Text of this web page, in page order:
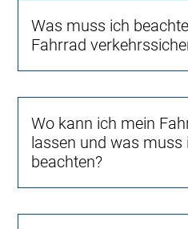
Was muss ich
Fahrrad
Wo kann ich mein
lassen und was muss
beachten?